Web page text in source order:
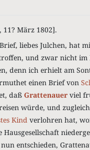
11? März 1802].
liebes Julchen, hat
und zwar nicht im
denn ich erhielt am
einen Brief von
daß Grattenauer viel
würde, und
Kindverlohren hat,
Hausgesellschaft
entschieden,